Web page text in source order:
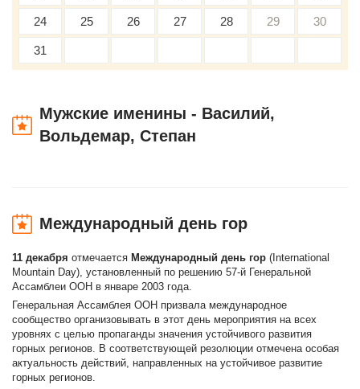
24 25 26 27 28 29 30
31
Мужские именины - Василий,
Вольдемар, Степан
Международный день гор
11 декабря отмечается Международный день гор (International
Mountain Day), установленный по решению 57-й Генеральной
Ассамблеи ООН в январе 2003 года.
Генеральная Ассамблея ООН призвала международное
сообщество организовывать в этот день мероприятия на всех
уровнях с целью пропаганды значения устойчивого развития
горных регионов. В соответствующей резолюции отмечена особая
актуальность действий, направленных на устойчивое развитие
горных регионов.